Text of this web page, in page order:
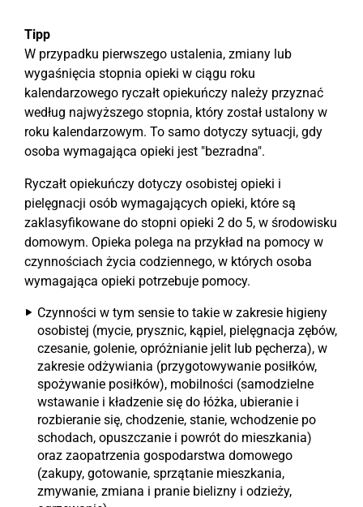
Tipp
W przypadku pierwszego ustalenia, zmiany lub
wygaśnięcia stopnia opieki w ciągu roku
kalendarzowego ryczałt opiekuńczy należy przyznać
według najwyższego stopnia, który został ustalony w
roku kalendarzowym. To samo dotyczy sytuacji, gdy
osoba wymagająca opieki jest "bezradna".
Ryczałt opiekuńczy dotyczy osobistej opieki i
pielęgnacji osób wymagających opieki, które są
zaklasyfikowane do stopni opieki 2 do 5, w środowisku
domowym. Opieka polega na przykład na pomocy w
czynnościach życia codziennego, w których osoba
wymagająca opieki potrzebuje pomocy.
Czynności w tym sensie to takie w zakresie higieny
osobistej (mycie, prysznic, kąpiel, pielęgnacja zębów,
czesanie, golenie, opróżnianie jelit lub pęcherza), w
zakresie odżywiania (przygotowywanie posiłków,
spożywanie posiłków), mobilności (samodzielne
wstawanie i kładzenie się do łóżka, ubieranie i
rozbieranie się, chodzenie, stanie, wchodzenie po
schodach, opuszczanie i powrót do mieszkania)
oraz zaopatrzenia gospodarstwa domowego
(zakupy, gotowanie, sprzątanie mieszkania,
zmywanie, zmiana i pranie bielizny i odzieży,